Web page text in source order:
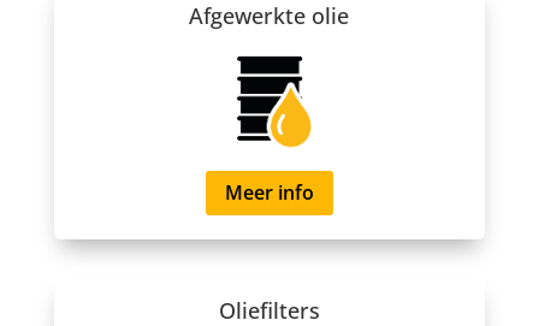
Afgewerkte olie
Meer info
Oliefilters